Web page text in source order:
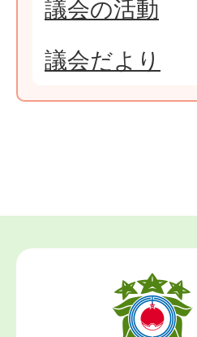
議会の活動
議会だより